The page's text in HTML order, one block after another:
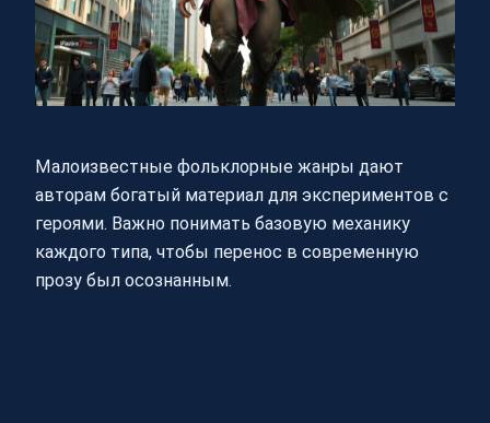
Малоизвестные фольклорные жанры дают
авторам богатый материал для экспериментов с
героями. Важно понимать базовую механику
каждого типа, чтобы перенос в современную
прозу был осознанным.